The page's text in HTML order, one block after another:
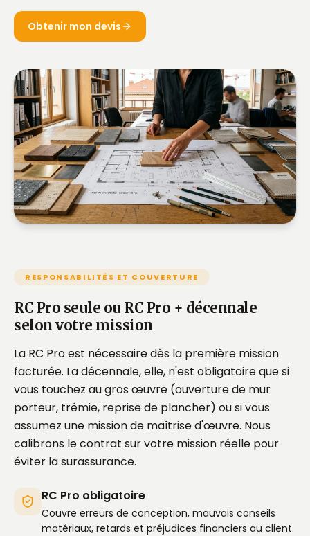
Obtenir mon devis
RESPONSABILITÉS ET COUVERTURE
RC Pro seule ou RC Pro + décennale
selon votre mission
La RC Pro est nécessaire dès la première mission
facturée. La décennale, elle, n'est obligatoire que si
vous touchez au gros œuvre (ouverture de mur
porteur, trémie, reprise de plancher) ou si vous
assumez une mission de maîtrise d'œuvre. Nous
calibrons le contrat sur votre mission réelle pour
éviter la surassurance.
RC Pro obligatoire
Couvre erreurs de conception, mauvais conseils
matériaux, retards et préjudices financiers au client.